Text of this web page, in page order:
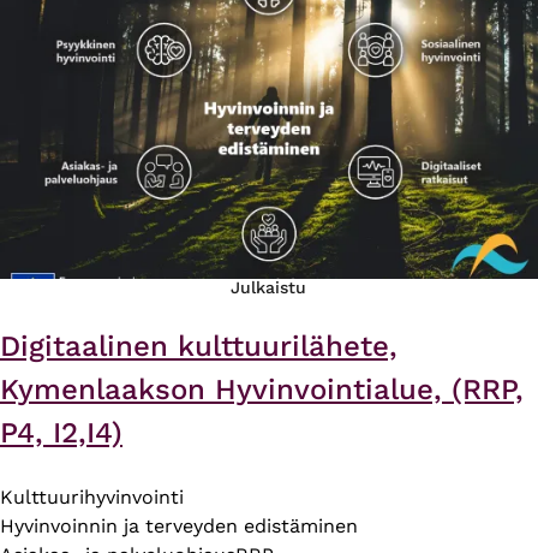
Julkaistu
Digitaalinen kulttuurilähete,
Kymenlaakson Hyvinvointialue, (RRP,
P4, I2,I4)
Kulttuurihyvinvointi
Hyvinvoinnin ja terveyden edistäminen